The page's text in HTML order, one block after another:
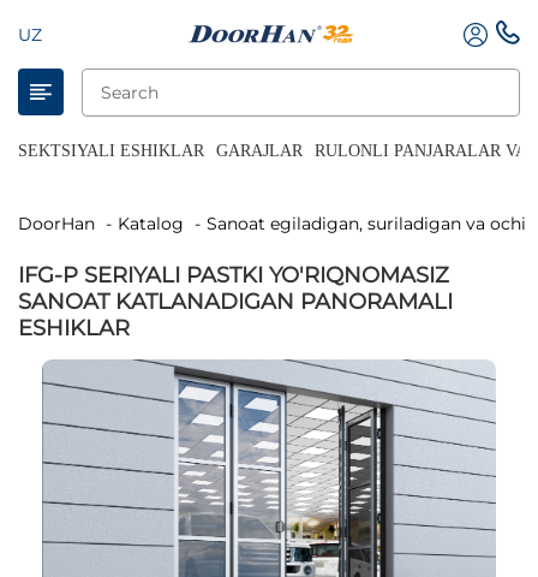
UZ
SEKTSIYALI ESHIKLAR GARAJLAR RULONLI PANJARALAR VA
DoorHan Katalog Sanoat egiladigan, suriladigan va
IFG-P SERIYALI PASTKI YO'RIQNOMASIZ
SANOAT KATLANADIGAN PANORAMALI
ESHIKLAR